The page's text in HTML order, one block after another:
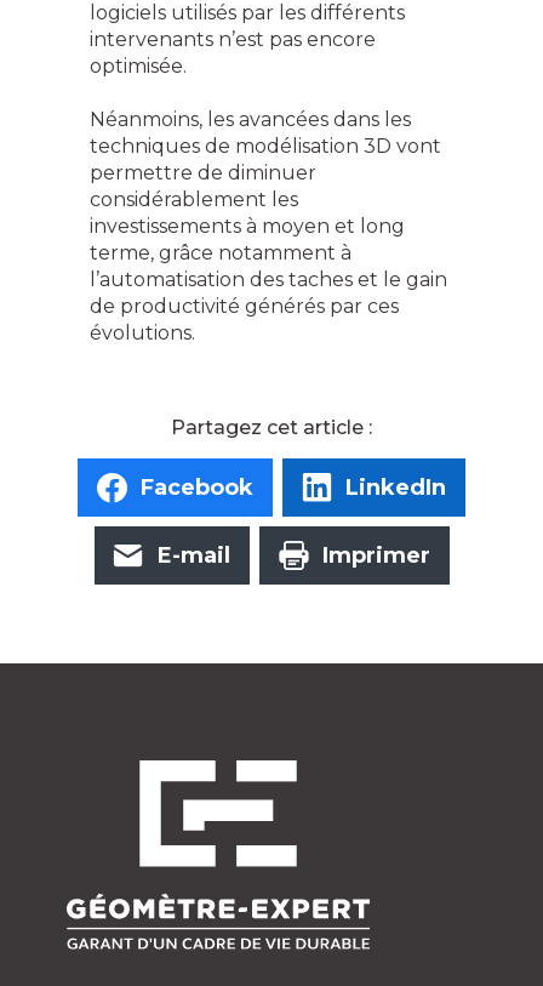
logiciels utilisés par les différents
intervenants n’est pas encore
optimisée.
Néanmoins, les avancées dans les
techniques de modélisation 3D vont
permettre de diminuer
considérablement les
investissements à moyen et long
terme, grâce notamment à
l’automatisation des taches et le gain
de productivité générés par ces
évolutions.
Facebook LinkedIn
E-mail Imprimer